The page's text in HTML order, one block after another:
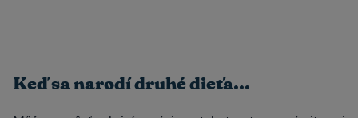
Keď sa narodí druhé dieťa...